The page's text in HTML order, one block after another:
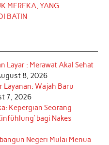
MEREKA, YANG
BATIN
Layar : Merawat Akal Sehat
8, 2026
Layanan: Wajah Baru
7, 2026
Kepergian Seorang
bagi Nakes
Negeri Mulai Menua